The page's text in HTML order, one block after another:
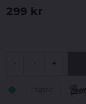
299 kr
- +
7017-1